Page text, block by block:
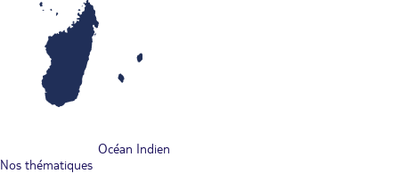
Océan Indien
Nos thématiques